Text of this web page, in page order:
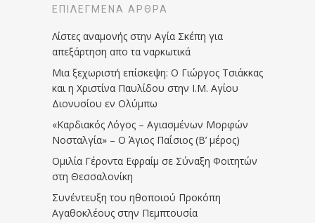
ΕΠΙΛΕΓΜΈΝΑ ΆΡΘΡΑ
Λίστες αναμονής στην Αγία Σκέπη για
απεξάρτηση απο τα ναρκωτικά
Μια ξεχωριστή επίσκεψη: Ο Γιώργος Τσιάκκας
και η Χριστίνα Παυλίδου στην Ι.Μ. Αγίου
Διονυσίου εν Ολύμπω
«Καρδιακός Λόγος – Αγιασμένων Μορφών
Νοσταλγία» – Ο Άγιος Παΐσιος (Β’ μέρος)
Ομιλία Γέροντα Εφραίμ σε Σύναξη Φοιτητών
στη Θεσσαλονίκη
Συνέντευξη του ηθοποιού Προκόπη
Αγαθοκλέους στην Πεμπτουσία